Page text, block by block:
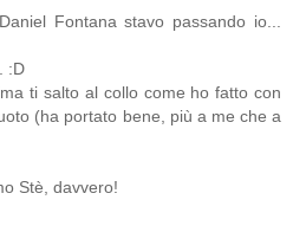
Fontana stavo passando io...
:D
ti salto al collo come ho fatto con
(ha portato bene, più a me che a
Stè, davvero!